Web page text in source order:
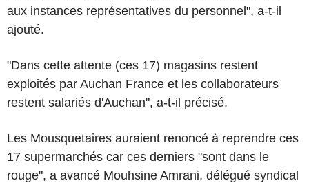
aux instances représentatives du personnel", a-t-il
ajouté.
"Dans cette attente (ces 17) magasins restent
exploités par Auchan France et les collaborateurs
restent salariés d'Auchan", a-t-il précisé.
Les Mousquetaires auraient renoncé à reprendre ces
17 supermarchés car ces derniers "sont dans le
rouge", a avancé Mouhsine Amrani, délégué syndical